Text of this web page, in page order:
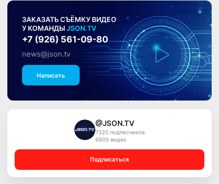
ЗАКАЗАТЬ СЪЁМКУ ВИДЕО
У КОМАНДЫJSON.TV
+7 (926) 561-09-80
news@json.tv
Написать
@JSON.TV
7320 подписчиков
6605 видео
Подписаться